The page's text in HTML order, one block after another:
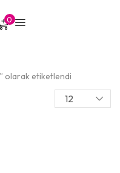
0
olarak etiketlendi